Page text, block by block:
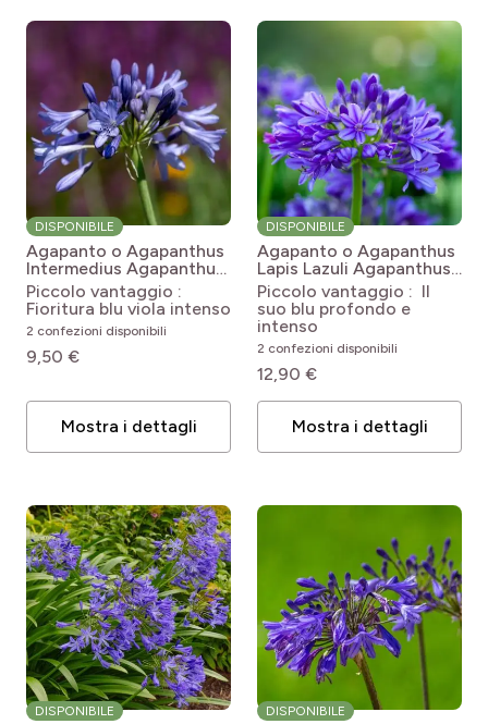
DISPONIBILE
Agapanto o Agapanthus
Intermedius Agapanthus
inapertus Intermedius
Piccolo vantaggio :
Fioritura blu viola intenso
2 confezioni disponibili
9,50 €
Mostra i dettagli
DISPONIBILE
Agapanto o Agapanthus
Lapis Lazuli Agapanthus
Lapis Lazuli
Piccolo vantaggio : Il
suo blu profondo e
intenso
2 confezioni disponibili
12,90 €
Mostra i dettagli
DISPONIBILE DISPONIBILE